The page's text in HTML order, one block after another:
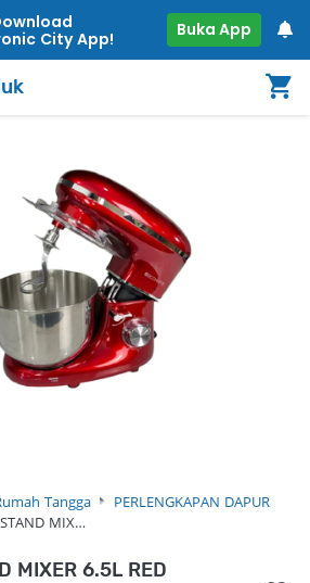
City App!
Buka App
Tangga
PERLENGKAPAN DAPUR
MIX…
MIXER 6.5L RED